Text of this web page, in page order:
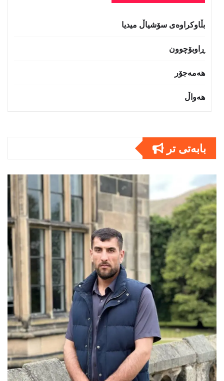
بڵاوکراوەی سۆشیاڵ میدیا
ڕاوبۆچوون
هەمەجۆر
هەواڵ
بابەتى تر